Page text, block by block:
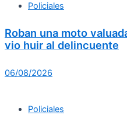
Policiales
Roban una moto
vio huir al delincuente
06/08/2026
Policiales